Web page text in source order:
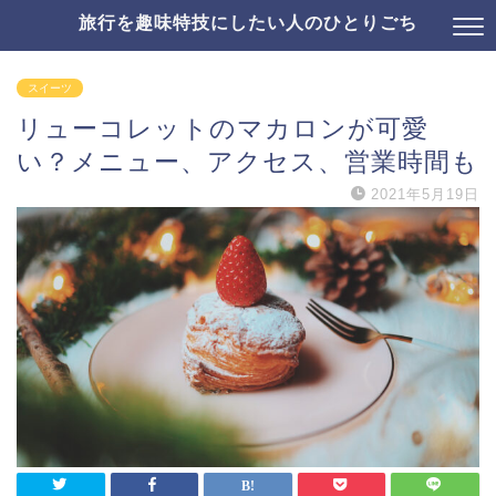
旅行を趣味特技にしたい人のひとりごち
スイーツ
リューコレットのマカロンが可愛
い？メニュー、アクセス、営業時間も
2021年5月19日